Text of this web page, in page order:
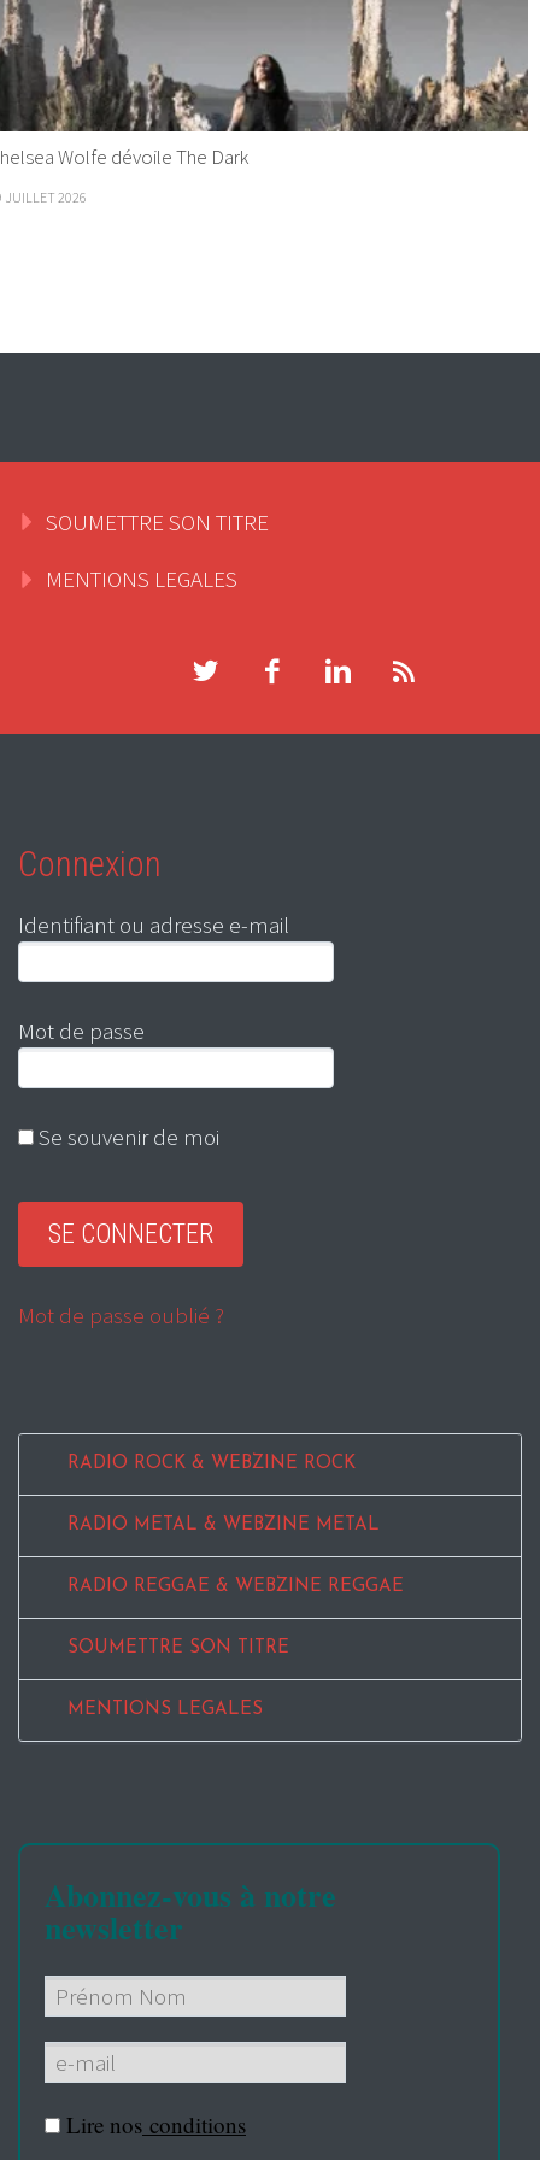
Wolfe dévoile The Dark
JUILLET 2026
SOUMETTRE SON TITRE
MENTIONS LEGALES
Connexion
Identifiant ou adresse e-mail
Mot de passe
Se souvenir de moi
Mot de passe oublié ?
RADIO ROCK & WEBZINE ROCK
RADIO METAL & WEBZINE METAL
RADIO REGGAE & WEBZINE REGGAE
SOUMETTRE SON TITRE
MENTIONS LEGALES
Abonnez-vous à notre
newsletter
Lire nos conditions